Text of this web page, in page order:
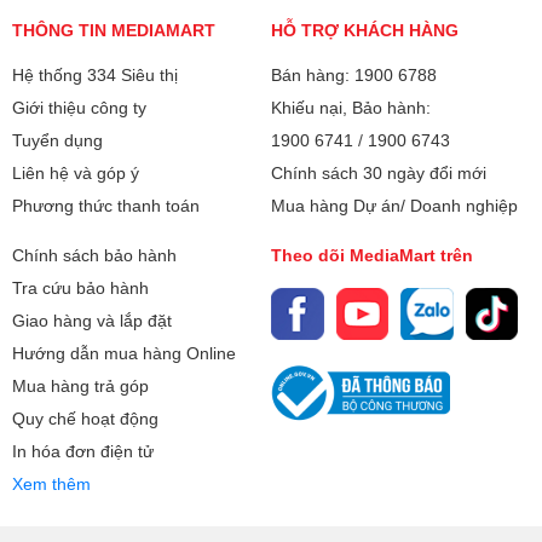
kỹ thuật số, rất hữu ích khi bạn muốn livestream hay thu âm
âm thanh kỹ thuật số trực tiếp từ Smart TV, rất phù hợp khi
bạn muốn hát karaoke hoặc xem phim với âm thanh sống
động qua màn hình lớn.
Đặc biệt, loa còn có cổng Line In (3.5mm) để kết nối nhanh
laptop, và cổng Guitar In (6.35mm) cho phép bạn cắm trực
tiếp đàn guitar điện hoặc các nhạc cụ khác, phục vụ nhu
THÔNG TIN MEDIAMART
Hệ thống 334 Siêu thị
Giới thiệu công ty
Tuyển dụng
Liên hệ và góp ý
Phương thức thanh toán
HỖ TRỢ KHÁCH HÀNG
Bán hàng: 1900 6788
Khiếu nại, Bảo hành:
1900 6741 / 1900 6743
Chính sách 30 ngày đổi mới
Mua hàng Dự án/ Doanh nghiệp
Chính sách bảo hành
Tra cứu bảo hành
Giao hàng và lắp đặt
Hướng dẫn mua hàng Online
Mua hàng trả góp
Quy chế hoạt động
In hóa đơn điện tử
Xem thêm
Theo dõi MediaMart trên